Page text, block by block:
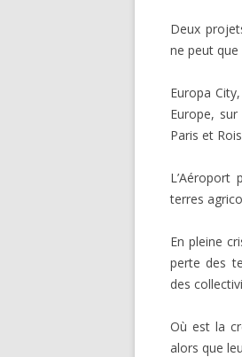
Deux
ne peut
Europa
Europe,
Paris et
terres
En pleine
perte des
des
Où est la
alors que